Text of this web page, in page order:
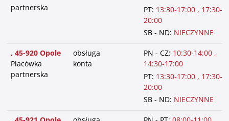
partnerska
PT: 13:30-17:00 , 17:30-
20:00
SB - ND: NIECZYNNE
, 45-920 Opole
Placówka
partnerska
obsługa
konta
PN - CZ: 10:30-14:00 ,
14:30-17:00
PT: 13:30-17:00 , 17:30-
20:00
SB - ND: NIECZYNNE